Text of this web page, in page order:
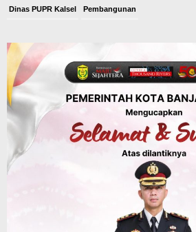
Dinas PUPR Kalsel Pembangunan
Pemerintah Janji
Keselamatan Jalan
Banjarbaru–Batulicin
Agustus 6, 2026
Dinas Kehutanan Kalsel
Tahura Sultan Adam
Kebakaran Lahan, Api
Dipadamkan, Kadishut
Memimpin Langsung